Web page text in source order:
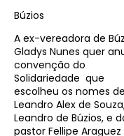
Búzios
A ex-vereadora de
Gladys Nunes quer
convenção do
Solidariedade que
escolheu os nomes de
Leandro Alex de
Leandro de Búzios, e
pastor Fellipe Araguez